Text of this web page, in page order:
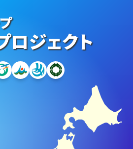
ロジェクト